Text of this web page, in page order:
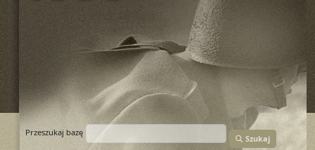
Przeszukaj bazę
Szukaj